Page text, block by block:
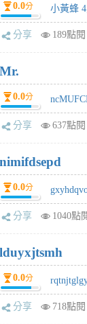
0.0分 小黃蜂
分享 189點閱
Mr.
0.0分
分享 637點閱
nimifdsepd
0.0分
分享 1040點
lduyxjtsmh
0.0分
分享 718點閱